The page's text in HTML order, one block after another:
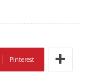
Pinterest